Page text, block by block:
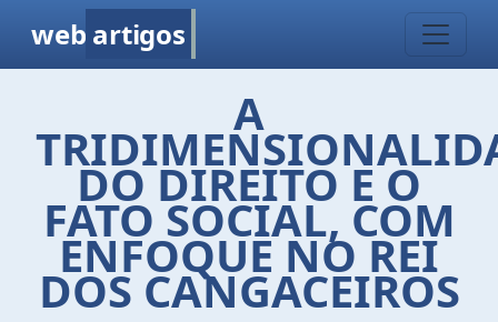
web artigos
A
DO DIREITO E O
FATO SOCIAL, COM
ENFOQUE NO REI
DOS CANGACEIROS